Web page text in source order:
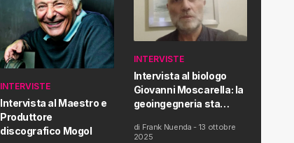
INTERVISTE
Intervista al Maestro e
Produttore
discografico Mogol
INTERVISTE
Intervista al biologo
Giovanni Moscarella: la
geoingegneria sta
salute dell’uomo
di Frank Nuenda - 13 ottobre
2025